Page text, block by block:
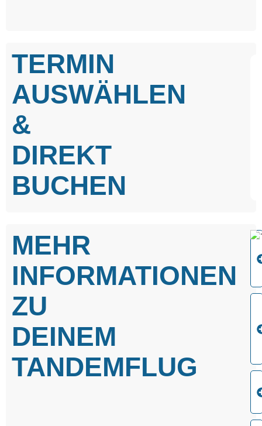
TERMIN
AUSWÄHLEN
&
DIREKT
BUCHEN
MEHR
INFORMATIONEN
ZU
DEINEM
TANDEMFLUG